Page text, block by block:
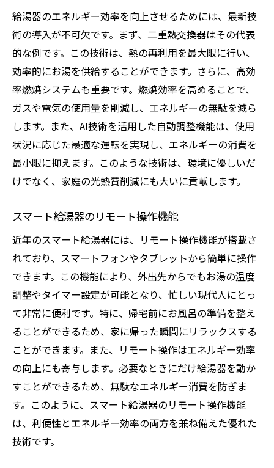
給湯器のエネルギー効率を向上させるためには、最新技
術の導入が不可欠です。まず、二重熱交換器はその代表
的な例です。この技術は、熱の再利用を最大限に行い、
効率的にお湯を供給することができます。さらに、高効
率燃焼システムも重要です。燃焼効率を高めることで、
ガスや電気の使用量を削減し、エネルギーの無駄を減ら
します。また、AI技術を活用した自動調整機能は、使用
状況に応じた最適な運転を実現し、エネルギーの消費を
最小限に抑えます。このような技術は、環境に優しいだ
けでなく、家庭の光熱費削減にも大いに貢献します。
スマート給湯器のリモート操作機能
近年のスマート給湯器には、リモート操作機能が搭載さ
れており、スマートフォンやタブレットから簡単に操作
できます。この機能により、外出先からでもお湯の温度
調整やタイマー設定が可能となり、忙しい現代人にとっ
て非常に便利です。特に、帰宅前にお風呂の準備を整え
ることができるため、家に帰った瞬間にリラックスする
ことができます。また、リモート操作はエネルギー効率
の向上にも寄与します。必要なときにだけ給湯器を動か
すことができるため、無駄なエネルギー消費を防ぎま
す。このように、スマート給湯器のリモート操作機能
は、利便性とエネルギー効率の両方を兼ね備えた優れた
技術です。